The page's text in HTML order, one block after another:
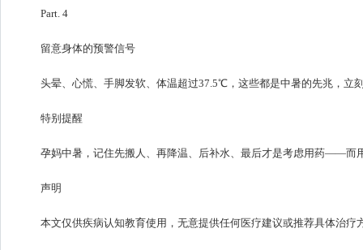
Part. 4
留意身体的预警信号
头晕、心慌、手脚发软、体温超过37.5℃，这些都是中暑的先兆，立
特别提醒
孕妈中暑，记住先搬人、再降温、后补水、最后才是考虑用药——而
声明
本文仅供疾病认知教育使用，无意提供任何医疗建议或推荐具体治